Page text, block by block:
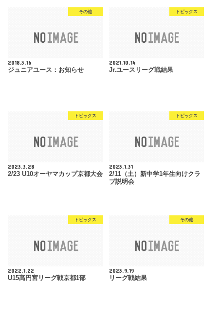
その他
2018.3.16
ジュニアユース：お知らせ
トピックス
2021.10.14
Jr.ユースリーグ戦結果
トピックス
2023.3.28
2/23 U10オーヤマカップ京都大会
トピックス
2023.1.31
2/11（土）新中学1年生向けクラ
ブ説明会
トピックス
2022.1.22
U15高円宮リーグ戦京都1部
その他
2023.9.19
リーグ戦結果